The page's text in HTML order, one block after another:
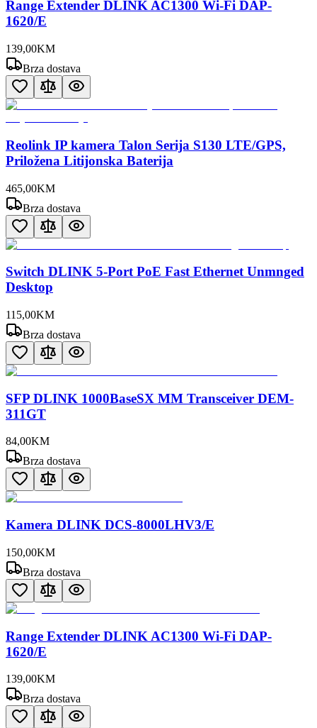
Range Extender DLINK AC1300 Wi-Fi DAP-
1620/E
139,00KM
Brza dostava
Reolink IP kamera Talon Serija S130 LTE/GPS,
Priložena Litijonska Baterija
465,00KM
Brza dostava
Switch DLINK 5-Port PoE Fast Ethernet Unmnged
Desktop
115,00KM
Brza dostava
SFP DLINK 1000BaseSX MM Transceiver DEM-
311GT
84,00KM
Brza dostava
Kamera DLINK DCS-8000LHV3/E
150,00KM
Brza dostava
Range Extender DLINK AC1300 Wi-Fi DAP-
1620/E
139,00KM
Brza dostava